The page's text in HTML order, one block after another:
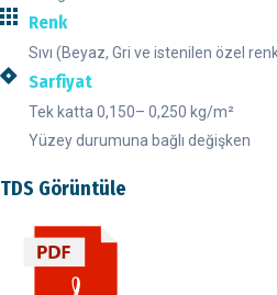
Renk
Sıvı (Beyaz, Gri ve istenilen özel
Sarfiyat
Tek katta 0,150– 0,250 kg/m²
Yüzey durumuna bağlı değişken
TDS Görüntüle